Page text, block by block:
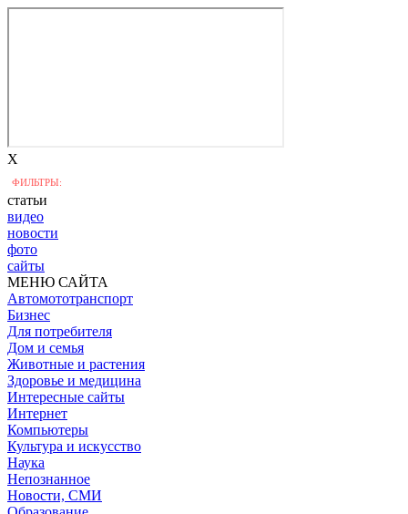
X
ФИЛЬТРЫ:
статьи
видео
новости
фото
сайты
МЕНЮ САЙТА
Автомототранспорт
Бизнес
Для потребителя
Дом и семья
Животные и растения
Здоровье и медицина
Интересные сайты
Интернет
Компьютеры
Культура и искусство
Наука
Непознанное
Новости, СМИ